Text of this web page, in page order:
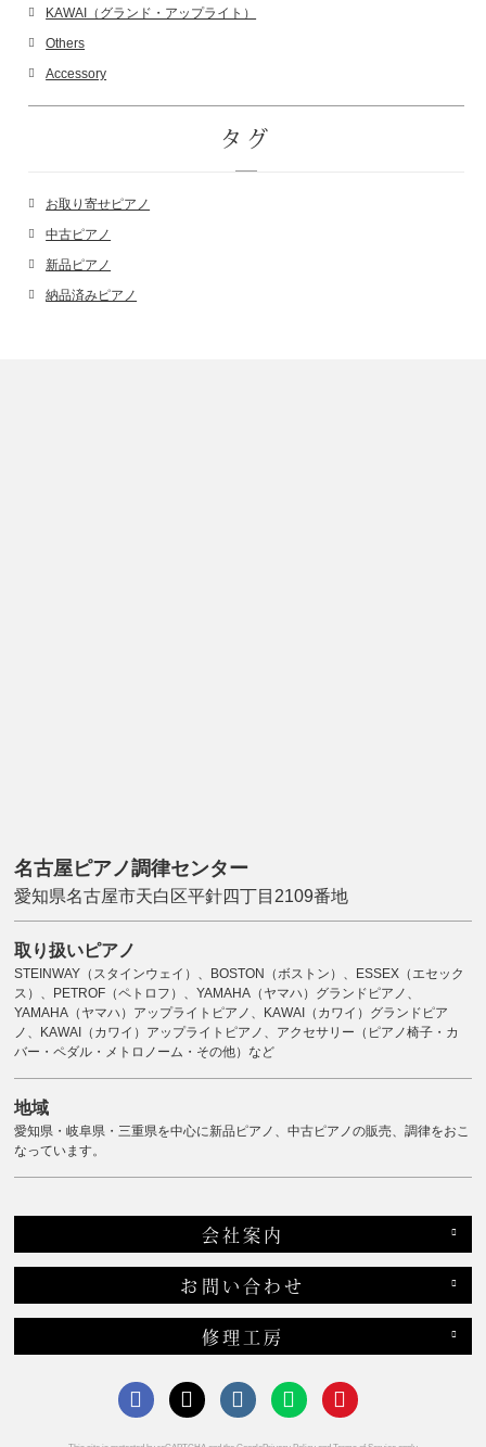
KAWAI（グランド・アップライト）
Others
Accessory
タグ
お取り寄せピアノ
中古ピアノ
新品ピアノ
納品済みピアノ
名古屋ピアノ調律センター
愛知県名古屋市天白区平針四丁目2109番地
取り扱いピアノ
STEINWAY（スタインウェイ）、BOSTON（ボストン）、ESSEX（エセック
ス）、PETROF（ペトロフ）、YAMAHA（ヤマハ）グランドピアノ、
YAMAHA（ヤマハ）アップライトピアノ、KAWAI（カワイ）グランドピア
ノ、KAWAI（カワイ）アップライトピアノ、アクセサリー（ピアノ椅子・カ
バー・ペダル・メトロノーム・その他）など
地域
愛知県・岐阜県・三重県を中心に新品ピアノ、中古ピアノの販売、調律をおこ
なっています。
会社案内
お問い合わせ
修理工房